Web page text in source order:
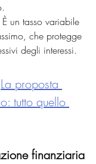
È un tasso variabile
che protegge
degli interessi.
La proposta
: tutto quello
finanziaria